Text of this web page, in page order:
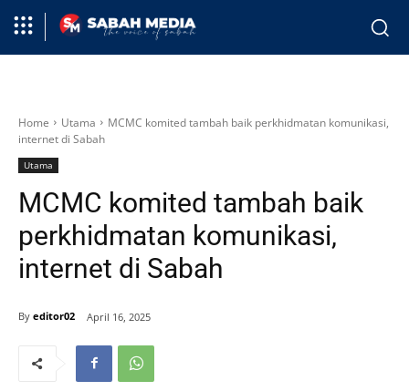
Home Utama
MCMC komited tambah baik perkhidmatan komunikasi,
internet di Sabah
Utama
MCMC komited tambah baik
perkhidmatan komunikasi,
internet di Sabah
By editor02 April 16, 2025